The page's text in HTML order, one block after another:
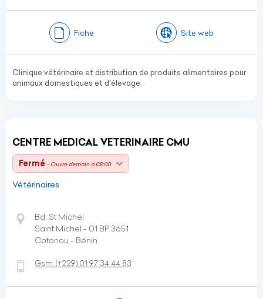
Fiche Site web
Clinique vétérinaire et distribution de produits alimentaires pour
animaux domestiques et d'élevage.
CENTRE MEDICAL VETERINAIRE CMU
Fermé - Ouvre demain à 08:00
Vétérinaires
Bd. St Michel
Saint Michel - 01 BP 3651
Cotonou - Bénin
Gsm:(+229) 01 97 34 44 83